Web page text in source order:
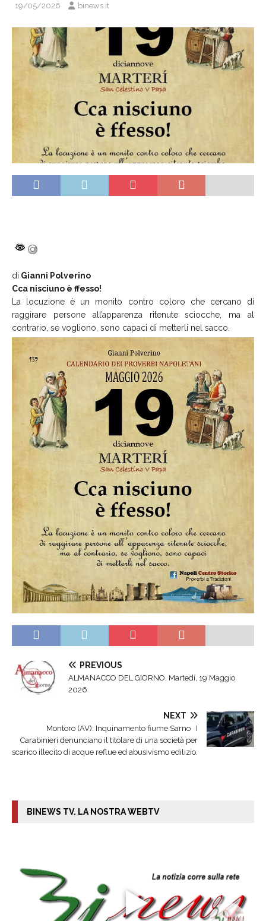
19/05/2026 binews.it
di Gianni Polverino
Cca nisciuno è ffesso!
La locuzione è un monito contro coloro che cercano di
raggirare persone all’apparenza ritenute sciocche, ma al
contrario, se vogliono, sono capaci di metterli nel sacco.
PREVIOUS
ALMANACCO DEL GIORNO. Martedí, 19 Maggio
2026
NEXT
Montoro (AV): Inquinamento fiume Sarno I
Carabinieri denunciano il titolare di una società per
scarico illecito di acque reflue ed abusivismo edilizio.
BINEWS TV. LA NOSTRA WEBTV